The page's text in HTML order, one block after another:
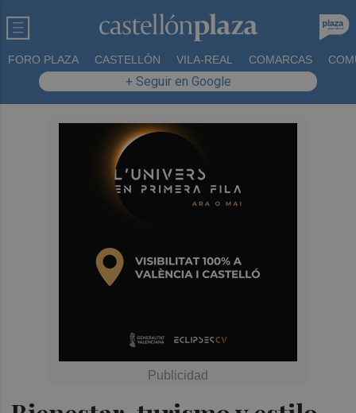
FORO PLAZA CASTELLÓN VILA-REAL COMARCAS
+ Seguir en Google